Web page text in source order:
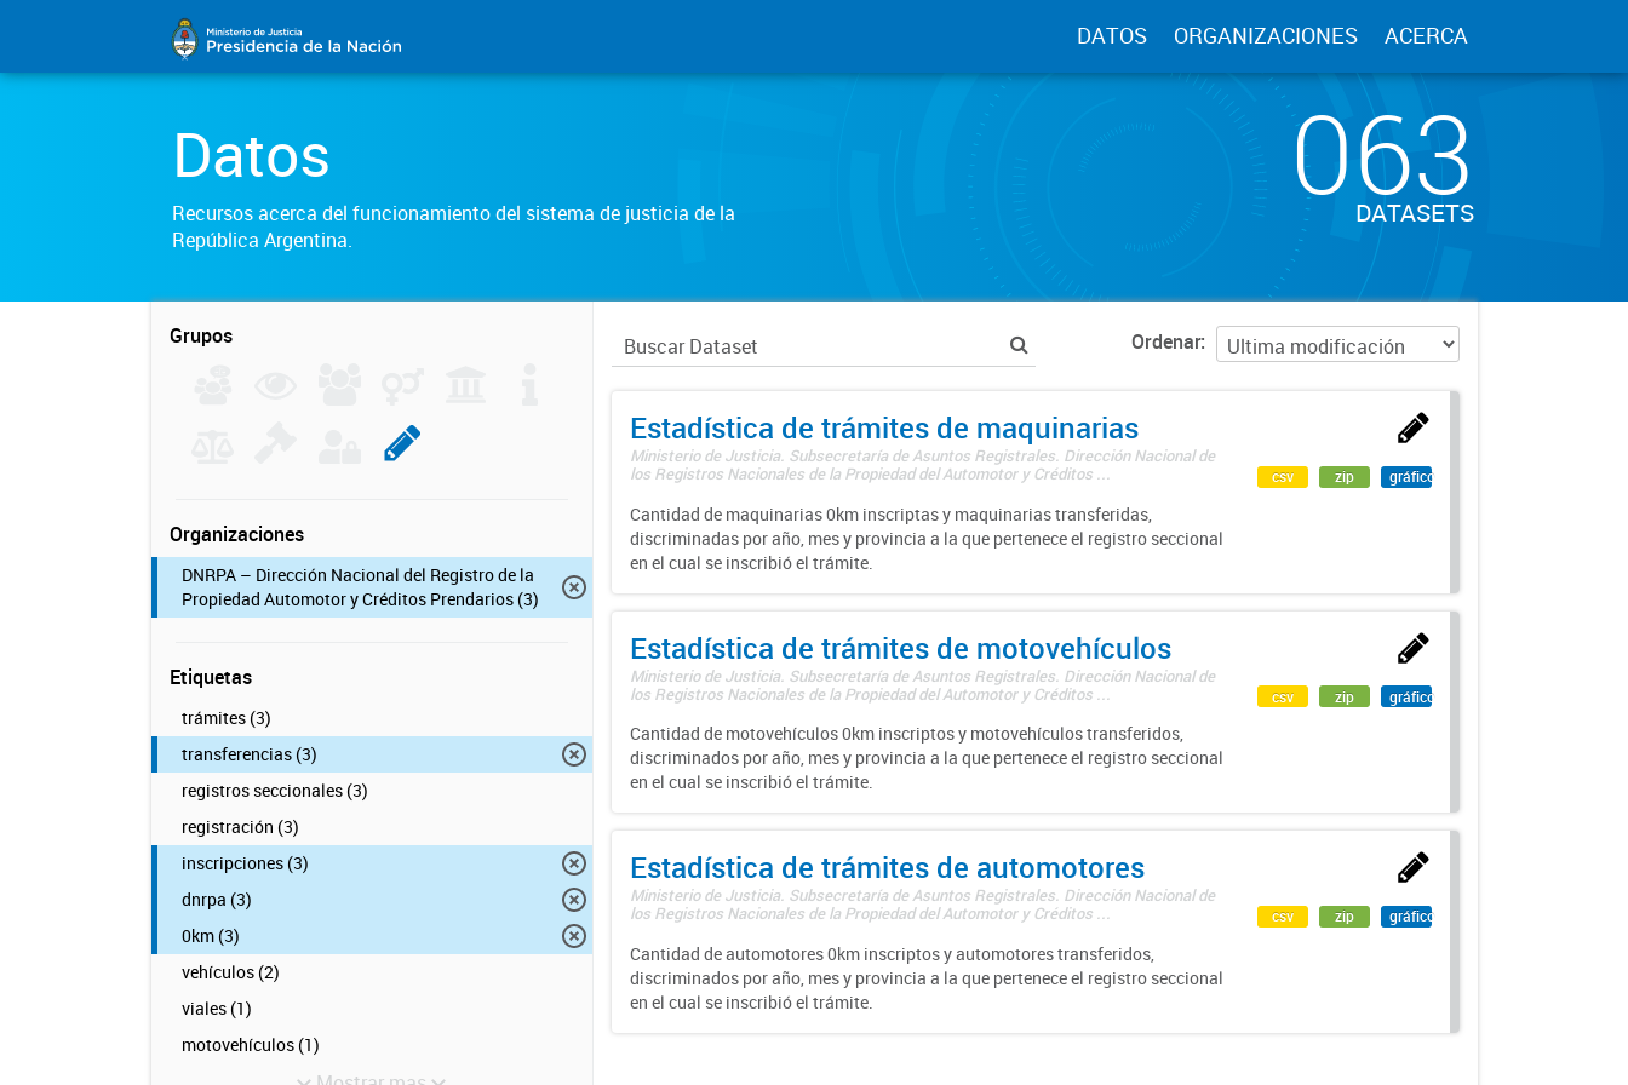
DATOS ORGANIZACIONES ACERCA
Datos
Recursos acerca del funcionamiento del sistema de justicia de la
República Argentina.
063
DATASETS
Grupos
Organizaciones
DNRPA – Dirección Nacional del Registro de la
Propiedad Automotor y Créditos Prendarios (3)
Etiquetas
trámites (3)
transferencias (3)
registros seccionales (3)
registración (3)
inscripciones (3)
dnrpa (3)
0km (3)
vehículos (2)
viales (1)
motovehículos (1)
Ordenar
Estadística de trámites de maquinarias
Ministerio de Justicia. Subsecretaría de Asuntos Registrales. Dirección Nacional de
los Registros Nacionales de la Propiedad del Automotor y Créditos ...
Cantidad de maquinarias 0km inscriptas y maquinarias transferidas,
discriminadas por año, mes y provincia a la que pertenece el registro seccional
en el cual se inscribió el trámite.
csv zip gráfico
Estadística de trámites de motovehículos
Ministerio de Justicia. Subsecretaría de Asuntos Registrales. Dirección Nacional de
los Registros Nacionales de la Propiedad del Automotor y Créditos ...
Cantidad de motovehículos 0km inscriptos y motovehículos transferidos,
discriminados por año, mes y provincia a la que pertenece el registro seccional
en el cual se inscribió el trámite.
csv zip gráfico
Estadística de trámites de automotores
Ministerio de Justicia. Subsecretaría de Asuntos Registrales. Dirección Nacional de
los Registros Nacionales de la Propiedad del Automotor y Créditos ...
Cantidad de automotores 0km inscriptos y automotores transferidos,
discriminados por año, mes y provincia a la que pertenece el registro seccional
en el cual se inscribió el trámite.
csv zip gráfico